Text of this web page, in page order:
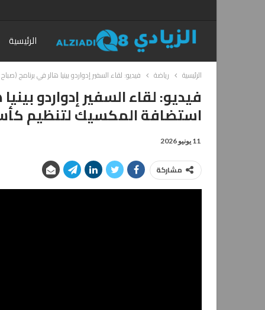
الرئيسية
الرئيسية رياضة فيديو: لقاء السفير إدواردو بينيا هالر في برنامج
فيديو: لقاء السفير إدواردو
استضافة المكسيك لتنظيم كأس
11 يونيو 2026
مشاركة